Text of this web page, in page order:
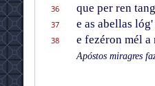
36
que per ren
37
e as abellas
38
e fezéron mél
Apóstos miragres